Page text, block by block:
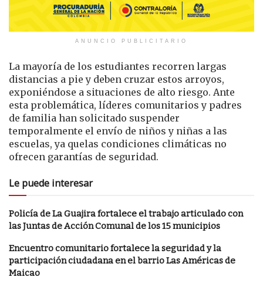
ANUNCIO PUBLICITARIO
La mayoría de los estudiantes recorren largas
distancias a pie y deben cruzar estos arroyos,
exponiéndose a situaciones de alto riesgo. Ante
esta problemática, líderes comunitarios y padres
de familia han solicitado suspender
temporalmente el envío de niños y niñas a las
escuelas, ya quelas condiciones climáticas no
ofrecen garantías de seguridad.
Le puede interesar
Policía de La Guajira fortalece el trabajo articulado con
las Juntas de Acción Comunal de los 15 municipios
Encuentro comunitario fortalece la seguridad y la
participación ciudadana en el barrio Las Américas de
Maicao